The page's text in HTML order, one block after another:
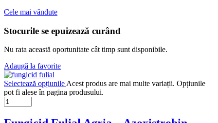
Cele mai vândute
Stocurile se epuizează curând
Nu rata această oportunitate cât timp sunt disponibile.
Adaugă la favorite
Selectează opțiunile Acest produs are mai multe variații. Opțiunile
pot fi alese în pagina produsului.